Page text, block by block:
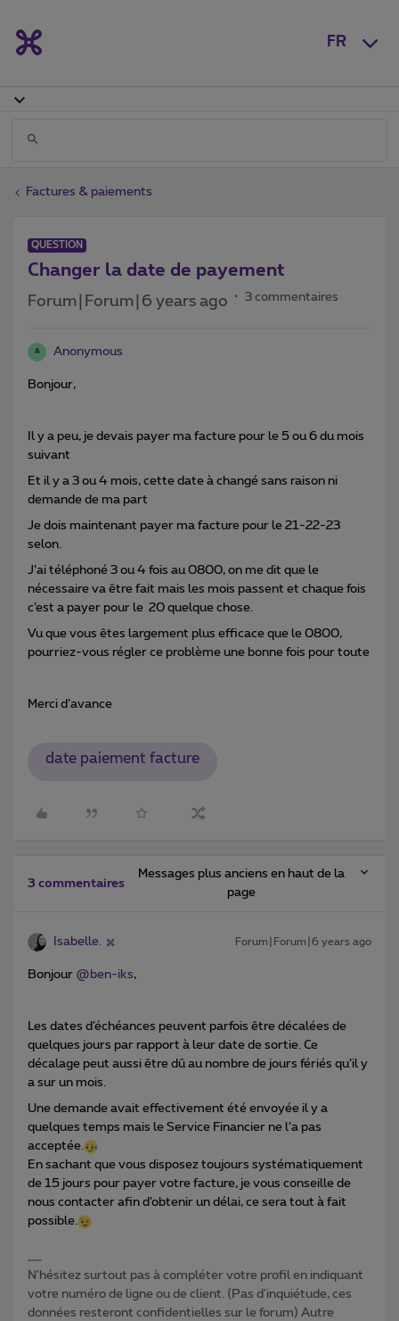
FR
Factures & paiements
QUESTION
Changer la date de payement
Forum|Forum|6 years ago 3 commentaires
A Anonymous
Bonjour,
Il y a peu, je devais payer ma facture pour le 5 ou 6 du mois
suivant
Et il y a 3 ou 4 mois, cette date à changé sans raison ni
demande de ma part
Je dois maintenant payer ma facture pour le 21-22-23
selon.
J’ai téléphoné 3 ou 4 fois au 0800, on me dit que le
nécessaire va être fait mais les mois passent et chaque fois
c’est a payer pour le 20 quelque chose.
Vu que vous êtes largement plus efficace que le 0800,
pourriez-vous régler ce problème une bonne fois pour toute
Merci d’avance
date paiement facture
3 commentaires
Messages plus anciens en haut de la
page
Isabelle. Forum|Forum|6 years ago
Bonjour @ben-iks,
Les dates d’échéances peuvent parfois être décalées de
quelques jours par rapport à leur date de sortie. Ce
décalage peut aussi être dû au nombre de jours fériés qu’il y
a sur un mois.
Une demande avait effectivement été envoyée il y a
quelques temps mais le Service Financier ne l’a pas
acceptée.
En sachant que vous disposez toujours systématiquement
de 15 jours pour payer votre facture, je vous conseille de
nous contacter afin d’obtenir un délai, ce sera tout à fait
possible.
N'hésitez surtout pas à compléter votre profil en indiquant
votre numéro de ligne ou de client. (Pas d'inquiétude, ces
données resteront confidentielles sur le forum) Autre